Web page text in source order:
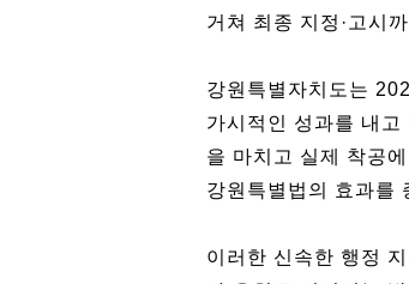
거쳐 최종 지정·고시
강원특별자치도는
가시적인 성과를 내
을 마치고 실제 착공
강원특별법의 효과를
이러한 신속한 행정